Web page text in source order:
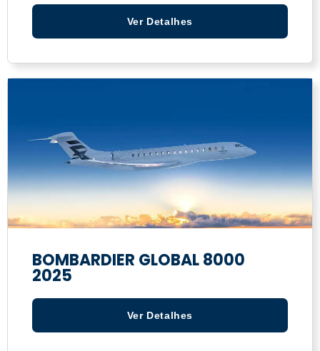
Ver Detalhes
BOMBARDIER GLOBAL 8000
2025
Ver Detalhes